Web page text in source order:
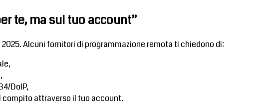
te, ma sul tuo account”
Alcuni fornitori di programmazione remota ti chiedono di:
DoIP,
compito attraverso il tuo account.